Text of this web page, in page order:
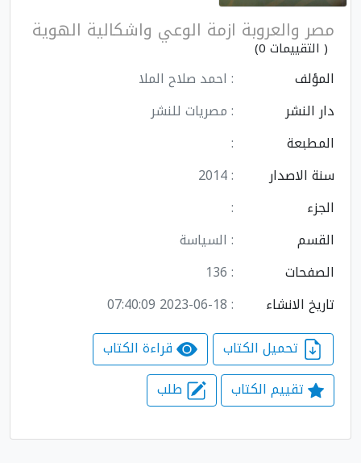
مصر والعروبة ازمة الوعي واشكالية الهوية
( التقييمات 0)
المؤلف
: احمد صلاح الملا
دار النشر
: مصريات للنشر
المطبعة
:
سنة الاصدار
: 2014
الجزء
:
القسم
: السياسة
الصفحات
: 136
تاريخ الانشاء
: 2023-06-18 07:40:09
قراءة الكتاب
تقييم الكتاب
طلب